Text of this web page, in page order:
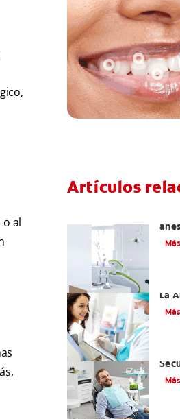
al
Artículos
La